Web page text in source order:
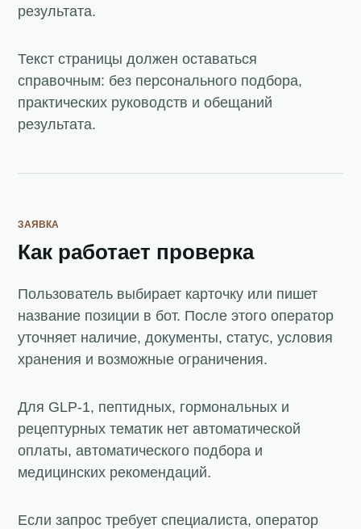
результата.
Текст страницы должен оставаться
справочным: без персонального подбора,
практических руководств и обещаний
результата.
ЗАЯВКА
Как работает проверка
Пользователь выбирает карточку или пишет
название позиции в бот. После этого оператор
уточняет наличие, документы, статус, условия
хранения и возможные ограничения.
Для GLP-1, пептидных, гормональных и
рецептурных тематик нет автоматической
оплаты, автоматического подбора и
медицинских рекомендаций.
Если запрос требует специалиста, оператор